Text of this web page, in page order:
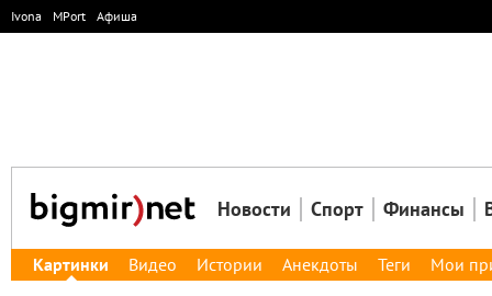
Ivona MPort Афиша
Новости Спорт Финансы
Картинки Видео Истории Анекдоты Теги Мои